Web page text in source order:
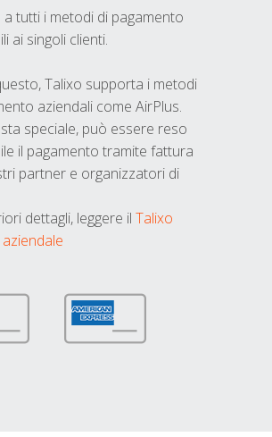
tutti i metodi di pagamento
ai singoli clienti.
Talixo supporta i metodi
aziendali come AirPlus.
speciale, può essere reso
il pagamento tramite fattura
partner e organizzatori di
dettagli, leggere il Talixo